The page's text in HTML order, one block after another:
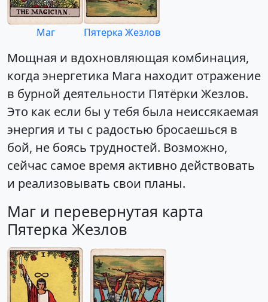
Маг Пятерка Жезлов
Мощная и вдохновляющая комбинация,
когда энергетика Мага находит отражение
в бурной деятельности Пятёрки Жезлов.
Это как если бы у тебя была неиссякаемая
энергия и ты с радостью бросаешься в
бой, не боясь трудностей. Возможно,
сейчас самое время активно действовать
и реализовывать свои планы.
Маг и перевернутая карта
Пятерка Жезлов